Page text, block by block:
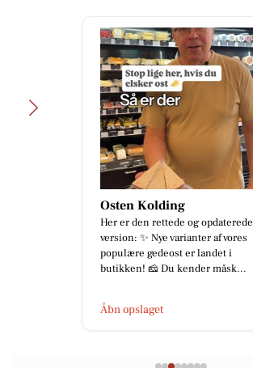
Osten Kolding
Her er den rettede og opdaterede
version: ✨ Nye varianter af vores
populære gedeost er landet i
butikken! 🧀 Du kender måsk...
Åbn opslaget